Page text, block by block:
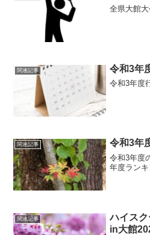
全県大館
関連記事 令和3年
令和3年度
関連記事 令和3年
令和3年度
年度ラン
関連記事
ハイス
in大館